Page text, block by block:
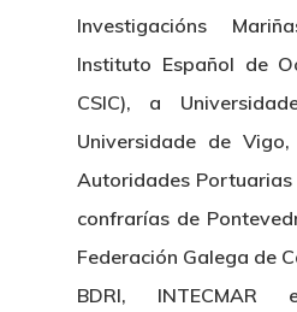
Investigacións
Instituto Español de
CSIC), a
Universidade de
Autoridades Portuarias
confrarías de
Federación Galega de
BDRI,